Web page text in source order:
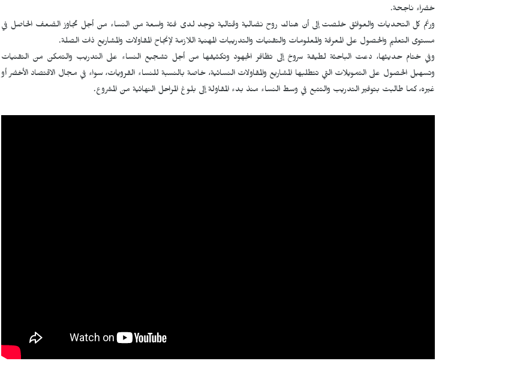
خضراء ناجحة.
ورغم كل التحديات والعوائق خلصت إلى أن هناك روح نضالية وقتالية توجد لدى فئة واسعة من النساء من أجل تجاوز الضعف الحاصل في
مستوى التعليم والحصول على المعرفة والمعلومات والتقنيات والتدريبات المهنية اللازمة لإنجاح المقاولات والمشاريع ذات الصلة.
وفي ختام حديثها، دعت الباحثة لطيفة سروخ إلى تظافر الجهود وتكثيفها من أجل تشجيع النساء على التدريب والتمكن من التقنيات
وتسهيل الحصول على التمويلات التي تتطلبها المشاريع والمقاولات النسائية، خاصة بالنسبة للنساء القرويات، سواء في مجال الاقتصاد الأخضر أو
غيره، كما طالبت بتوفير التدريب والتتبع في وسط النساء منذ بدء المقاولة إلى بلوغ المراحل النهائية من المشروع.